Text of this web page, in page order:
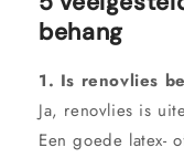
behang
1. Is renovlies
Ja, renovlies is
Een goede latex-